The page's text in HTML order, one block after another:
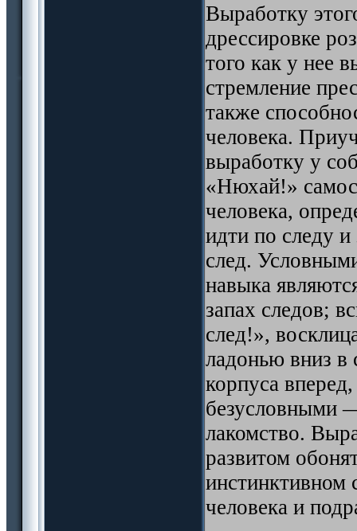
Выработку
дрессировке
того как у нее
стремление
также
человека.
выработку у
«Нюхай!»
человека,
идти по следу
след.
навыка
запах следов;
след!»,
ладонью вниз в
корпуса
безусловными
лакомство.
развитом
инстинктивном
человека и